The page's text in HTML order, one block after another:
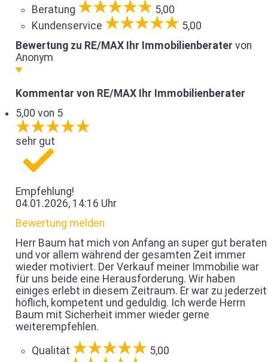
Beratung
5,00
Kundenservice
5,00
Bewertung zu RE/MAX Ihr Immobilienberater von
Anonym
Kommentar von RE/MAX Ihr Immobilienberater
5,00 von 5
sehr gut
Empfehlung!
04.01.2026, 14:16 Uhr
Bewertung melden
Herr Baum hat mich von Anfang an super gut beraten
und vor allem während der gesamten Zeit immer
wieder motiviert. Der Verkauf meiner Immobilie war
für uns beide eine Herausforderung. Wir haben
einiges erlebt in diesem Zeitraum. Er war zu jederzeit
höflich, kompetent und geduldig. Ich werde Herrn
Baum mit Sicherheit immer wieder gerne
weiterempfehlen.
Qualität
5,00